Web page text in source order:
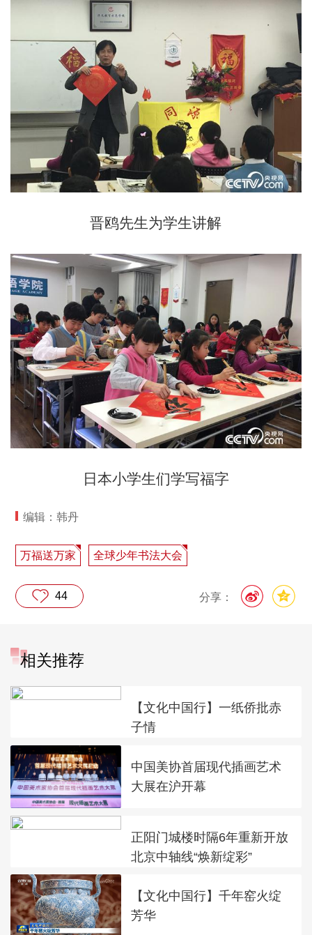
晋鸥先生为学生讲解
日本小学生们学写福字
编辑：韩丹
万福送万家 全球少年书法大会
分享：
44
相关推荐
【文化中国行】一纸侨批赤
子情
中国美协首届现代插画艺术
大展在沪开幕
正阳门城楼时隔6年重新开放
北京中轴线“焕新绽彩”
【文化中国行】千年窑火绽
芳华